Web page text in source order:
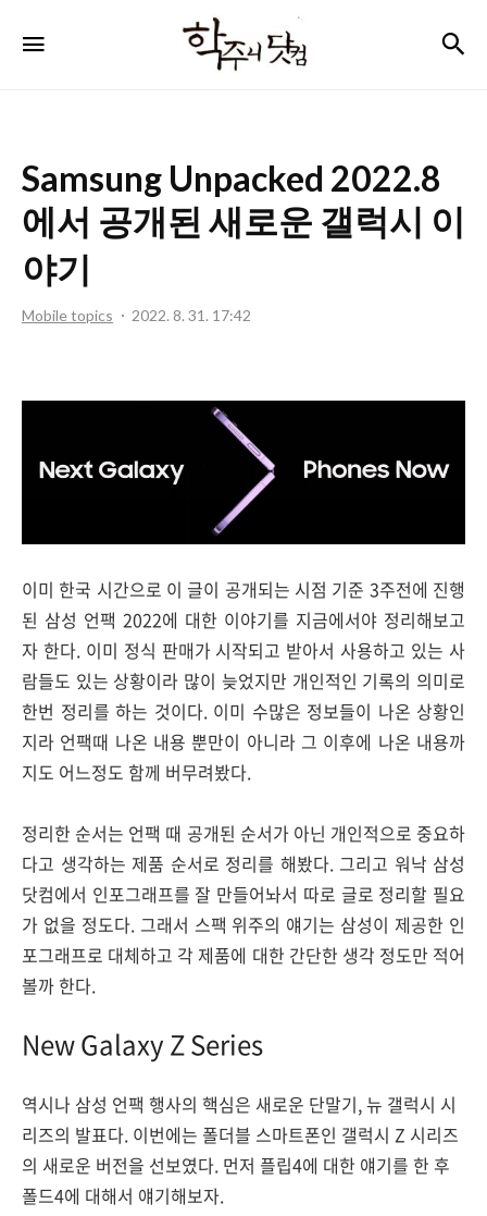
주
컴
Samsung Unpacked 2022.8
에서 공개된 새로운 갤럭시 이
야기
Mobile topics 2022. 8. 31. 17:42
이미 한국 시간으로 이 글이 공개되는 시점 기준 3주전에 진행
된 삼성 언팩 2022에 대한 이야기를 지금에서야 정리해보고
자 한다. 이미 정식 판매가 시작되고 받아서 사용하고 있는 사
람들도 있는 상황이라 많이 늦었지만 개인적인 기록의 의미로
한번 정리를 하는 것이다. 이미 수많은 정보들이 나온 상황인
지라 언팩때 나온 내용 뿐만이 아니라 그 이후에 나온 내용까
지도 어느정도 함께 버무려봤다.
정리한 순서는 언팩 때 공개된 순서가 아닌 개인적으로 중요하
다고 생각하는 제품 순서로 정리를 해봤다. 그리고 워낙 삼성
닷컴에서 인포그래프를 잘 만들어놔서 따로 글로 정리할 필요
가 없을 정도다. 그래서 스팩 위주의 얘기는 삼성이 제공한 인
포그래프로 대체하고 각 제품에 대한 간단한 생각 정도만 적어
볼까 한다.
New Galaxy Z Series
역시나 삼성 언팩 행사의 핵심은 새로운 단말기, 뉴 갤럭시 시
리즈의 발표다. 이번에는 폴더블 스마트폰인 갤럭시 Z 시리즈
의 새로운 버전을 선보였다. 먼저 플립4에 대한 얘기를 한 후
폴드4에 대해서 얘기해보자.